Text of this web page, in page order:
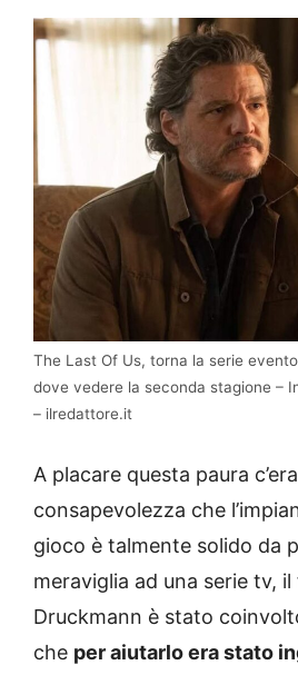
The Last Of Us, torna la serie
dove vedere la seconda stagione –
– ilredattore.it
A placare questa paura
consapevolezza che
gioco è talmente solido da
meraviglia ad una serie tv,
Druckmann è stato
che per aiutarlo era stato